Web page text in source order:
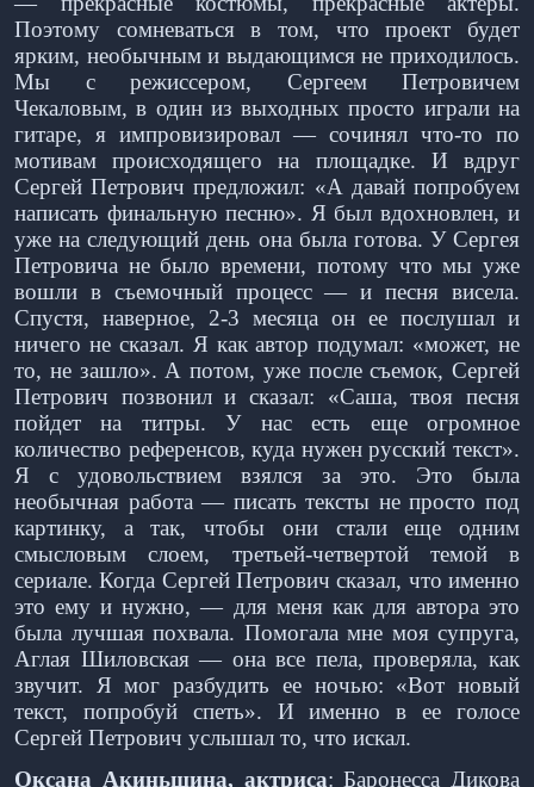
Поэтому сомневаться в том, что проект будет
ярким, необычным и выдающимся не приходилось.
Мы с режиссером, Сергеем Петровичем
Чекаловым, в один из выходных просто играли на
гитаре, я импровизировал — сочинял что-то по
мотивам происходящего на площадке. И вдруг
Сергей Петрович предложил: «А давай попробуем
написать финальную песню». Я был вдохновлен, и
уже на следующий день она была готова. У Сергея
Петровича не было времени, потому что мы уже
вошли в съемочный процесс — и песня висела.
Спустя, наверное, 2-3 месяца он ее послушал и
ничего не сказал. Я как автор подумал: «может, не
то, не зашло». А потом, уже после съемок, Сергей
Петрович позвонил и сказал: «Саша, твоя песня
пойдет на титры. У нас есть еще огромное
количество референсов, куда нужен русский текст».
Я с удовольствием взялся за это. Это была
необычная работа — писать тексты не просто под
картинку, а так, чтобы они стали еще одним
смысловым слоем, третьей-четвертой темой в
сериале. Когда Сергей Петрович сказал, что именно
это ему и нужно, — для меня как для автора это
была лучшая похвала. Помогала мне моя супруга,
Аглая Шиловская — она все пела, проверяла, как
звучит. Я мог разбудить ее ночью: «Вот новый
текст, попробуй спеть». И именно в ее голосе
Сергей Петрович услышал то, что искал.
Оксана Акиньшина, актриса: Баронесса Дикова